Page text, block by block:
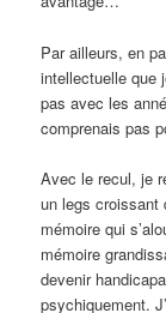
Par ailleurs, en
intellectuelle que
pas avec les
comprenais pas
Avec le recul, je
un legs croissant
mémoire qui
mémoire
devenir
psychiquement.